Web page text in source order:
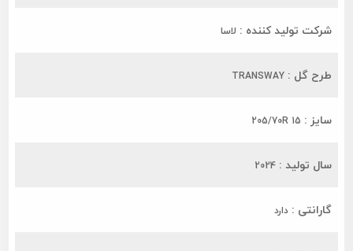
شرکت تولید کننده : لاسا
طرح گل : TRANSWAY
سایز : 205/70R 15
سال تولید : 2024
گارانتی : دارد